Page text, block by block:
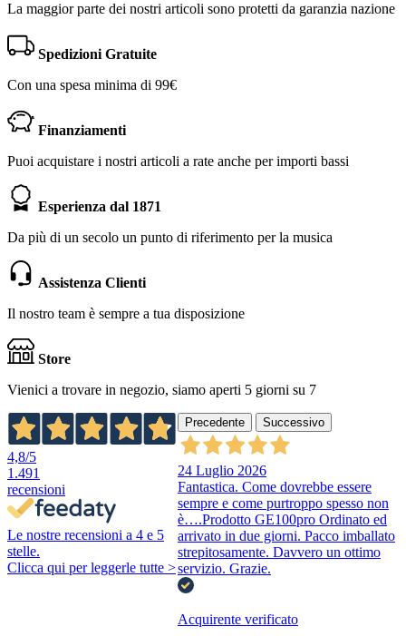
La maggior parte dei nostri articoli sono protetti da garanzia nazione
Spedizioni Gratuite
Con una spesa minima di 99€
Finanziamenti
Puoi acquistare i nostri articoli a rate anche per importi bassi
Esperienza dal 1871
Da più di un secolo un punto di riferimento per la musica
Assistenza Clienti
Il nostro team è sempre a tua disposizione
Store
Vienici a trovare in negozio, siamo aperti 5 giorni su 7
4,8/5
1.491
recensioni
Le nostre recensioni a 4 e 5
stelle.
Clicca qui per leggerle tutte >
Precedente Successivo
24 Luglio 2026
Fantastica. Come dovrebbe essere
sempre e come purtroppo spesso non
è….Prodotto GE100pro Ordinato ed
arrivato in due giorni. Pacco imballato
strepitosamente. Davvero un ottimo
servizio. Grazie.
Acquirente verificato